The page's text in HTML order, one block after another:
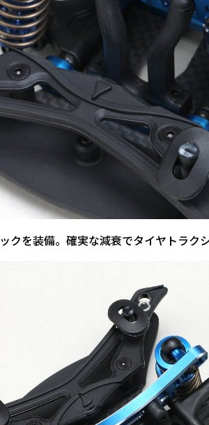
を装備。確実な減衰でタイヤトラクシ